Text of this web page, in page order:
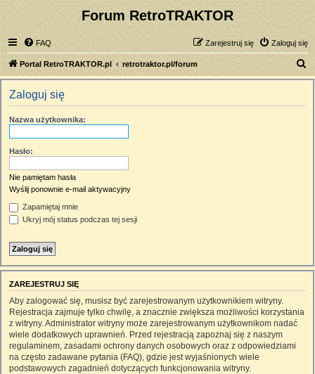
Forum RetroTRAKTOR
FAQ Zaloguj się
Zarejestruj się
Portal RetroTRAKTOR.pl retrotraktor.pl/forum
z
Zaloguj się
Nazwa użytkownika:
Hasło:
Nie pamiętam hasła
Wyślij ponownie e-mail aktywacyjny
Zapamiętaj mnie
Ukryj mój status podczas tej sesji
ZAREJESTRUJ SIĘ
Aby zalogować się, musisz być zarejestrowanym użytkownikiem witryny.
Rejestracja zajmuje tylko chwilę, a znacznie zwiększa możliwości korzystania
z witryny. Administrator witryny może zarejestrowanym użytkownikom nadać
wiele dodatkowych uprawnień. Przed rejestracją zapoznaj się z naszym
regulaminem, zasadami ochrony danych osobowych oraz z odpowiedziami
na często zadawane pytania (FAQ), gdzie jest wyjaśnionych wiele
podstawowych zagadnień dotyczących funkcjonowania witryny.